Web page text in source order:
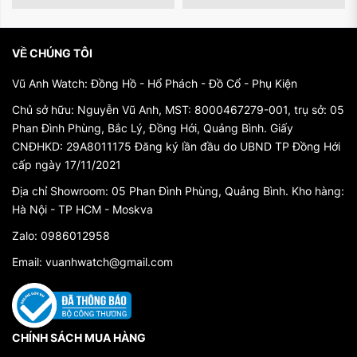
Tonino Lamborghini không chỉ nổi tiếng trong thế
đồng hồ. Thương hiệu này được thành lập bởi
Tonino Lamborghini - người con của Ferruccio
Lamborghini, nhà sáng lập thương hiệu siêu xe
Lamborghini. Sự kết hợp giữa tên tuổi và kinh
tạo ra những chiếc đồng hồ không chỉ đẳng cấp mà
Chất Lượng Chính Hãng: Đảm Bảo Tuyệt Đối
Mỗi chiếc đồng hồ Tonino Lamborghini chính hãng
được sản xuất với sự chăm sóc đặc biệt đến từng
chi tiết. Với việc chọn lọc nguyên vật liệu cao cấp,
VỀ CHÚNG TÔI
Vũ Anh Watch: Đồng Hồ - Hổ Phách - Đồ Cổ - Phụ Kiện
Chủ sở hữu: Nguyễn Vũ Anh, MST: 8000467279-001, trụ sở: 05
Phan Đình Phùng, Bắc Lý, Đồng Hới, Quảng Bình. Giấy
CNĐHKD: 29A8011175 Đăng ký lần đầu do UBND TP Đồng Hới
cấp ngày 17/11/2021
Địa chỉ Showroom: 05 Phan Đình Phùng, Quảng Bình. Kho hàng:
Hà Nội - TP HCM - Moskva
Zalo: 0986012958
Email: vuanhwatch@gmail.com
CHÍNH SÁCH MUA HÀNG